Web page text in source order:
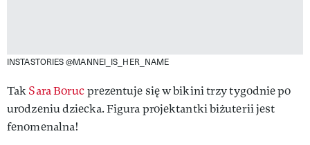
INSTASTORIES @MANNEI_IS_HER_NAME
TakSara Borucprezentuje się w bikini trzy tygodnie po
urodzeniu dziecka. Figura projektantki biżuterii jest
fenomenalna!